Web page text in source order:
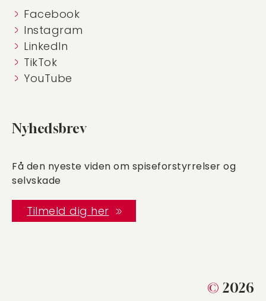
Facebook
Instagram
LinkedIn
TikTok
YouTube
Nyhedsbrev
Få den nyeste viden om spiseforstyrrelser og
selvskade
Tilmeld dig her
© 2026